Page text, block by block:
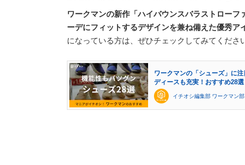
ワークマンの新作「ハイバウンスバラストロー
ーデにフィットするデザインを兼ね備えた優秀ア
になっている方は、ぜひチェックしてみてくださ
ワークマンの「シューズ」に
ディースも充実！おすすめ28選
イチオシ編集部 ワークマン部